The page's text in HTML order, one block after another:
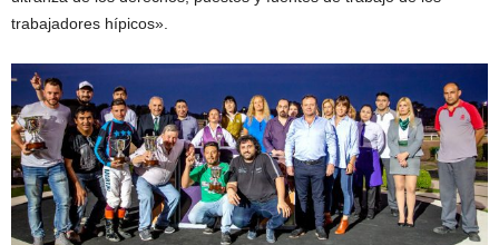
trabajadores hípicos».